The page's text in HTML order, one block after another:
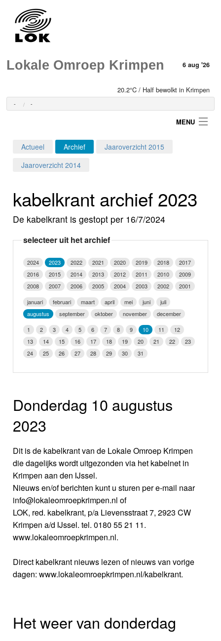
Lokale Omroep Krimpen 6 aug '26
20.2°C / Half bewolkt in Krimpen
- -
MENU
Programma's
Video
Webcam
Info
Actueel Archief
Jaaroverzicht 2015
Jaaroverzicht 2014
kabelkrant archief 2023
De kabelkrant is gestopt per 16/7/2024
selecteer uit het archief
2024 2023 2022 2021 2020 2019 2018
2017
2016
2015 2014 2013 2012 2011 2010
2009
2008
2007 2006 2005 2004 2003 2002
2001
januari
februari maart april mei juni
juli
augustus
september oktober november
december
1
2 3 4 5 6 7 8 9 10 11
12
13
14 15 16 17 18 19 20 21 22
23
24
25 26 27 28 29 30 31
Donderdag 10 augustus
2023
Dit is de kabelkrant van de Lokale Omroep Krimpen
die dagelijks wordt uitgezonden via het kabelnet in
Krimpen aan den IJssel.
Nieuws en/of berichten kunt u sturen per e-mail naar
info@lokaleomroepkrimpen.nl of
LOK, red. kabelkrant, p/a Lievensstraat 7, 2923 CW
Krimpen a/d IJssel. tel. 0180 55 21 11.
www.lokaleomroepkrimpen.nl.
Direct kabelkrant nieuws lezen of nieuws van vorige
dagen: www.lokaleomroepkrimpen.nl/kabelkrant.
Het weer van donderdag